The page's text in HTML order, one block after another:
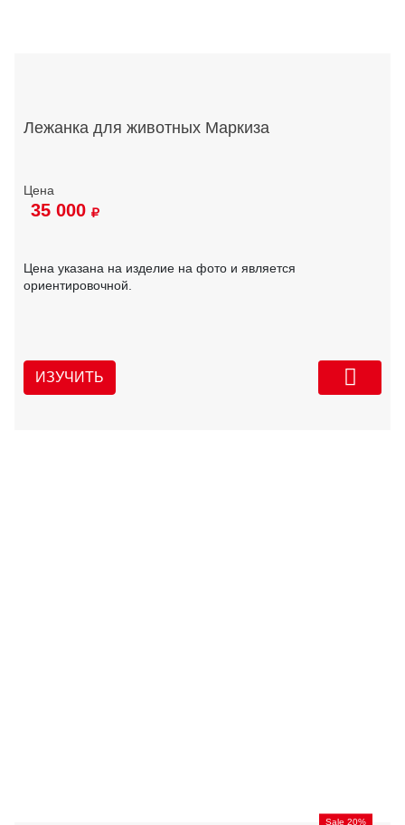
Лежанка для животных Маркиза
35 000
Цена указана на изделие на фото и является
ориентировочной.
ИЗУЧИТЬ
Sale 20%